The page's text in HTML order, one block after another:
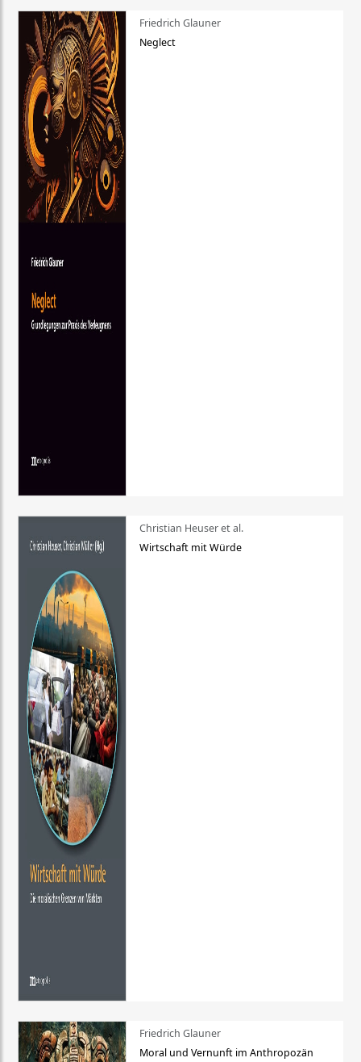
Friedrich Glauner
Neglect
Christian Heuser et al.
Wirtschaft mit Würde
Friedrich Glauner
Moral und Vernunft im Anthropozän